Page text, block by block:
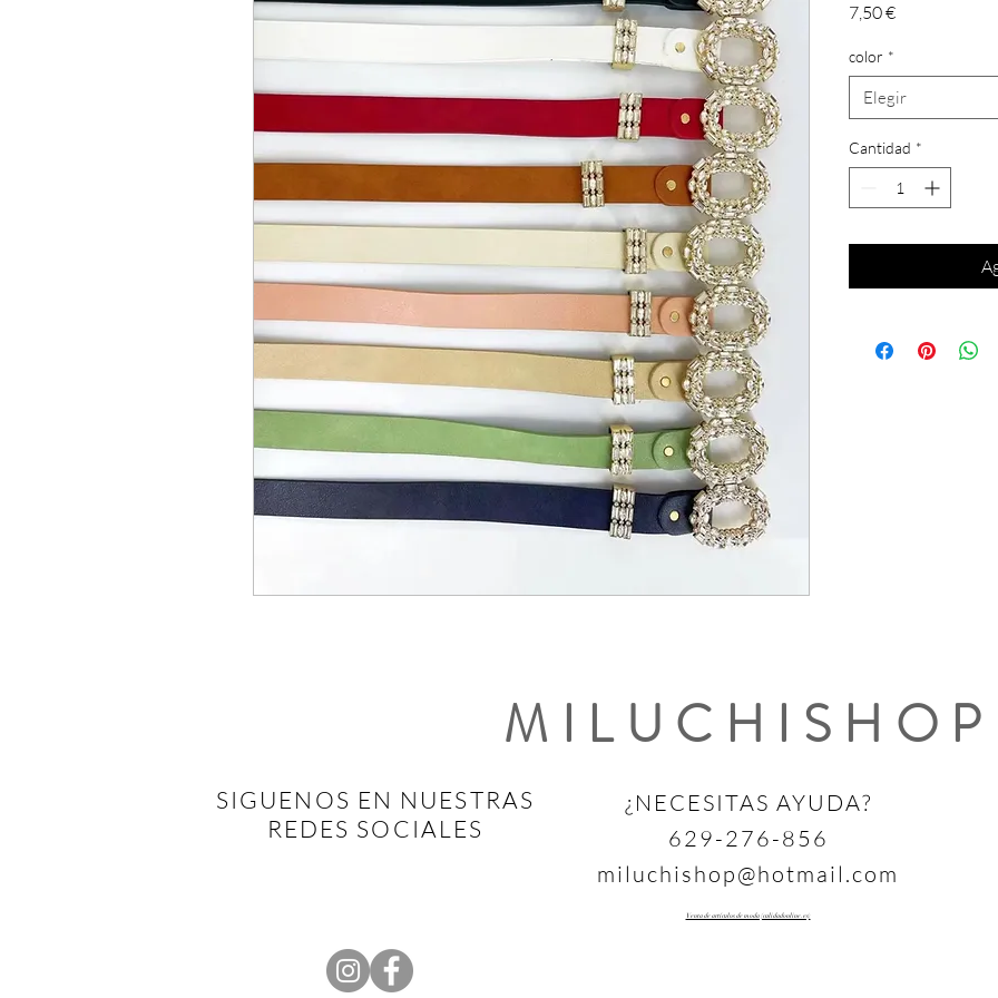
7,50 €Precio
color *
Elegir
Cantidad *
MILUCHISHOP
SIGUENOS EN NUESTRAS
REDES SOCIALES
¿NECESITAS AYUDA?
629-276-856
miluchishop@hotmail.com
Venta de artículos de moda (calidadonline.es)